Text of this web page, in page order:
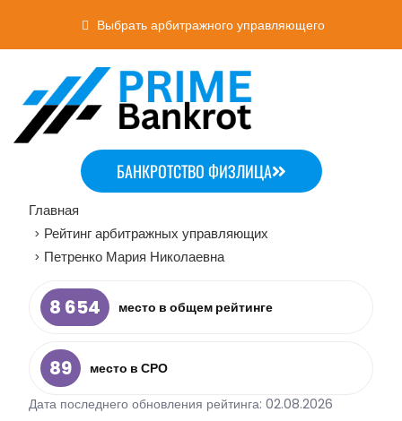
Выбрать арбитражного управляющего
БАНКРОТСТВО ФИЗЛИЦА
Главная
> Рейтинг арбитражных управляющих
> Петренко Мария Николаевна
8 654 место в общем рейтинге
89
место в СРО
Дата последнего обновления рейтинга: 02.08.2026